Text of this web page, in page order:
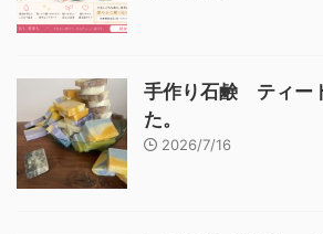
手作り石鹸 ティー
た。
2026/7/16